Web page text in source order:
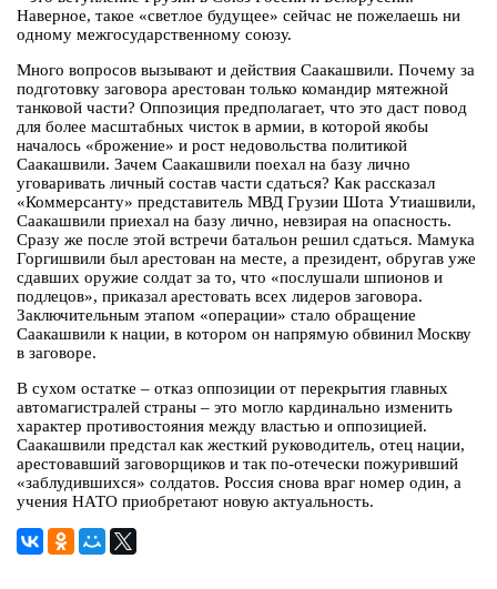
Наверное, такое «светлое будущее» сейчас не пожелаешь ни
одному межгосударственному союзу.
Много вопросов вызывают и действия Саакашвили. Почему за
подготовку заговора арестован только командир мятежной
танковой части? Оппозиция предполагает, что это даст повод
для более масштабных чисток в армии, в которой якобы
началось «брожение» и рост недовольства политикой
Саакашвили. Зачем Саакашвили поехал на базу лично
уговаривать личный состав части сдаться? Как рассказал
«Коммерсанту» представитель МВД Грузии Шота Утиашвили,
Саакашвили приехал на базу лично, невзирая на опасность.
Сразу же после этой встречи батальон решил сдаться. Мамука
Горгишвили был арестован на месте, а президент, обругав уже
сдавших оружие солдат за то, что «послушали шпионов и
подлецов», приказал арестовать всех лидеров заговора.
Заключительным этапом «операции» стало обращение
Саакашвили к нации, в котором он напрямую обвинил Москву
в заговоре.
В сухом остатке – отказ оппозиции от перекрытия главных
автомагистралей страны – это могло кардинально изменить
характер противостояния между властью и оппозицией.
Саакашвили предстал как жесткий руководитель, отец нации,
арестовавший заговорщиков и так по-отечески пожуривший
«заблудившихся» солдатов. Россия снова враг номер один, а
учения НАТО приобретают новую актуальность.